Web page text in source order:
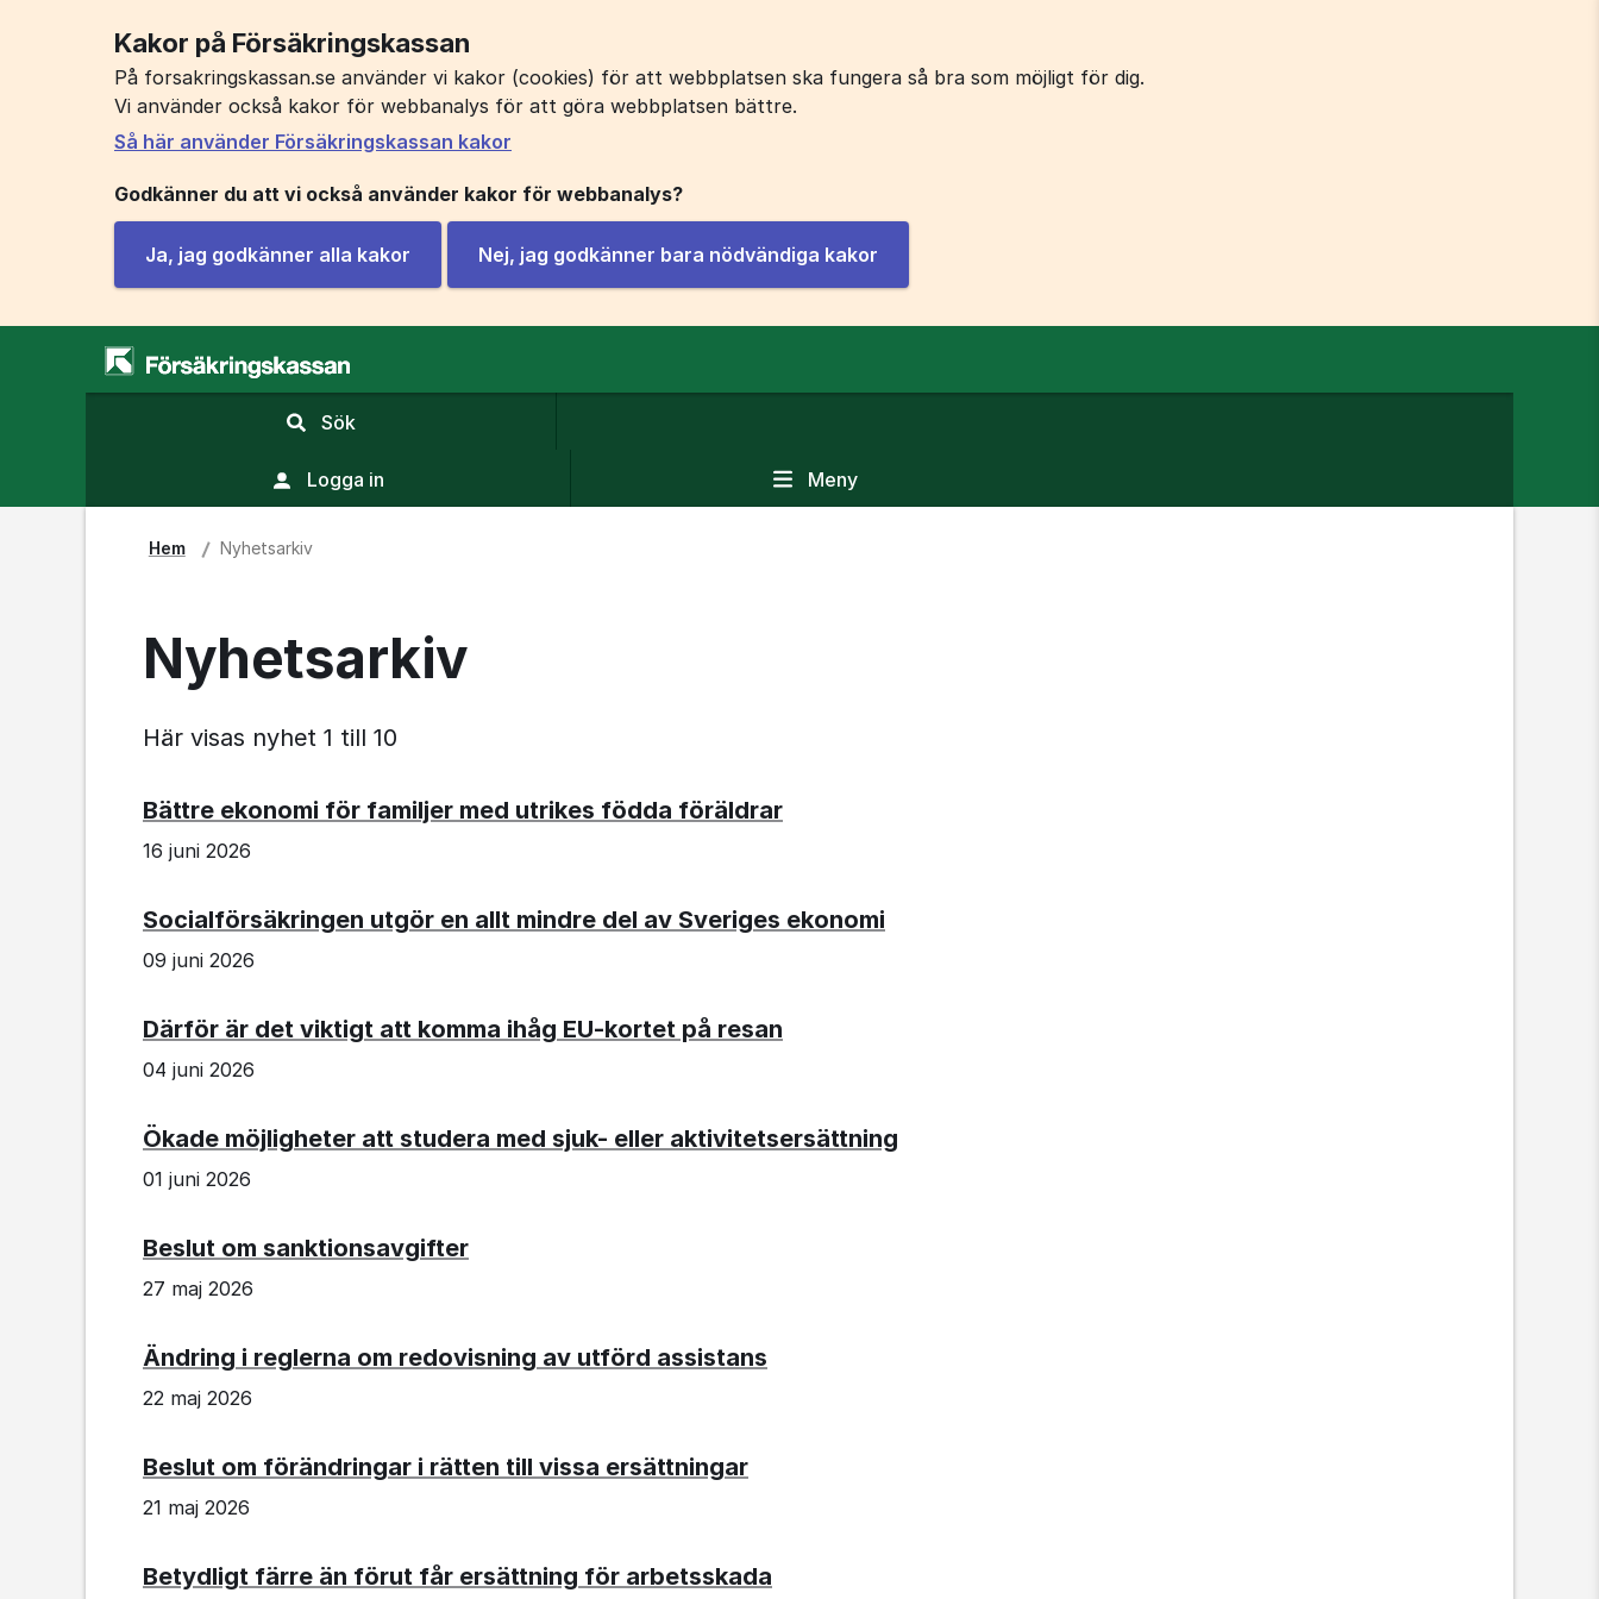
Kakor på Försäkringskassan
På forsakringskassan.se använder vi kakor (cookies) för att webbplatsen ska fungera så bra som möjligt för dig.
Vi använder också kakor för webbanalys för att göra webbplatsen bättre.
Så här använder Försäkringskassan kakor
Godkänner du att vi också använder kakor för webbanalys?
Ja, jag godkänner alla kakor Nej, jag godkänner bara nödvändiga kakor
Sök,
sökfält
Logga in Meny
Hem Nyhetsarkiv
Nyhetsarkiv
Här visas nyhet 1 till 10
Bättre ekonomi för familjer med utrikes födda föräldrar
16 juni 2026
Socialförsäkringen utgör en allt mindre del av Sveriges ekonomi
09 juni 2026
Därför är det viktigt att komma ihåg EU‑kortet på resan
04 juni 2026
Ökade möjligheter att studera med sjuk- eller aktivitetsersättning
01 juni 2026
Beslut om sanktionsavgifter
27 maj 2026
Ändring i reglerna om redovisning av utförd assistans
22 maj 2026
Beslut om förändringar i rätten till vissa ersättningar
21 maj 2026
Betydligt färre än förut får ersättning för arbetsskada